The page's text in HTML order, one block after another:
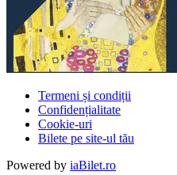
Termeni și condiții
Confidențialitate
Cookie-uri
Bilete pe site-ul tău
Powered by iaBilet.ro